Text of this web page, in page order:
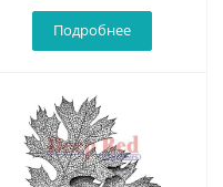
Подробнее